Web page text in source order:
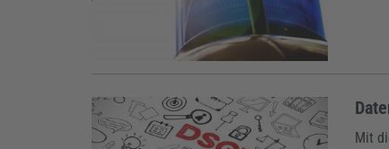
Mit